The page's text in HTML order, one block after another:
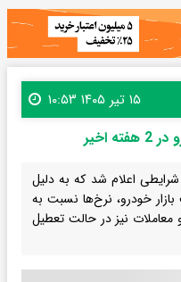
۱۵ تیر ۱۴۰۵ ۱۰:۵۳
اخیر
امروز 15 تیر 1405 در شرایطی اعلام شد که به دلیل
خودرو، نرخ‌ها نسبت به
معاملات نیز در حالت تعطیل